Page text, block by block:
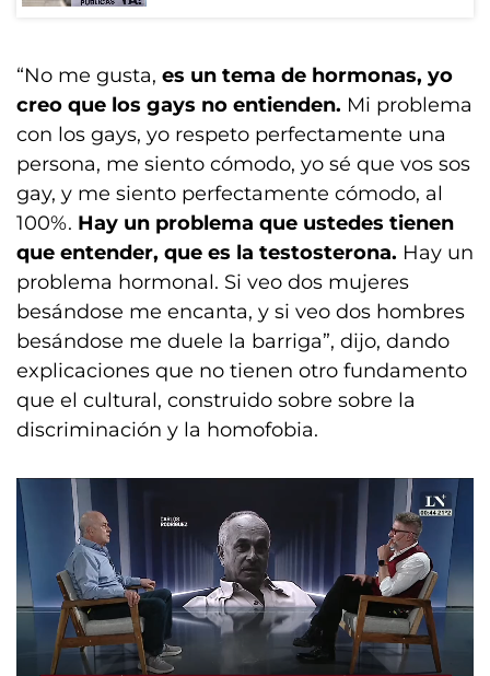
“No me gusta, es un tema de hormonas, yo
creo que los gays no entienden. Mi problema
con los gays, yo respeto perfectamente una
persona, me siento cómodo, yo sé que vos sos
gay, y me siento perfectamente cómodo, al
100%. Hay un problema que ustedes tienen
que entender, que es la testosterona. Hay un
problema hormonal. Si veo dos mujeres
besándose me encanta, y si veo dos hombres
besándose me duele la barriga”, dijo, dando
explicaciones que no tienen otro fundamento
que el cultural, construido sobre sobre la
discriminación y la homofobia.